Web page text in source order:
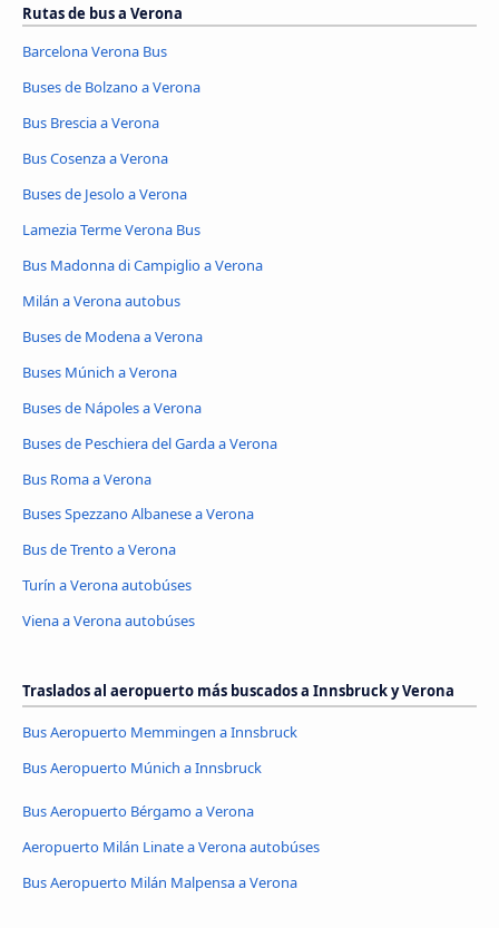
Rutas de bus a Verona
Barcelona Verona Bus
Buses de Bolzano a Verona
Bus Brescia a Verona
Bus Cosenza a Verona
Buses de Jesolo a Verona
Lamezia Terme Verona Bus
Bus Madonna di Campiglio a Verona
Milán a Verona autobus
Buses de Modena a Verona
Buses Múnich a Verona
Buses de Nápoles a Verona
Buses de Peschiera del Garda a Verona
Bus Roma a Verona
Buses Spezzano Albanese a Verona
Bus de Trento a Verona
Turín a Verona autobúses
Viena a Verona autobúses
Traslados al aeropuerto más buscados a Innsbruck y Verona
Bus Aeropuerto Memmingen a Innsbruck
Bus Aeropuerto Múnich a Innsbruck
Bus Aeropuerto Bérgamo a Verona
Aeropuerto Milán Linate a Verona autobúses
Bus Aeropuerto Milán Malpensa a Verona